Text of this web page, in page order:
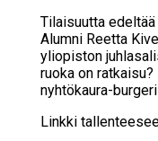
Tilaisuutta
Alumni Reetta
yliopiston
ruoka on
nyhtökaura-
Linkki